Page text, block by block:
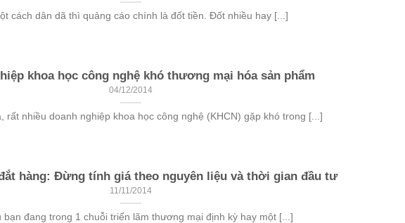
cách dân dã thì quảng cáo chính là đốt tiền. Đốt nhiều hay [...]
khoa học công nghệ khó thương mại hóa sản phẩm
04/12/2014
rất nhiều doanh nghiệp khoa học công nghệ (KHCN) gặp khó trong [...]
hàng: Đừng tính giá theo nguyên liệu và thời gian đầu tư
11/11/2014
bạn đang trong 1 chuỗi triển lãm thương mại định kỳ hay một [...]